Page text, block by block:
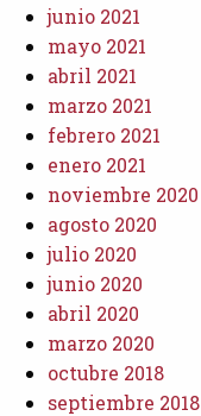
junio 2021
mayo 2021
abril 2021
marzo 2021
febrero 2021
enero 2021
noviembre 2020
agosto 2020
julio 2020
junio 2020
abril 2020
marzo 2020
octubre 2018
septiembre 2018